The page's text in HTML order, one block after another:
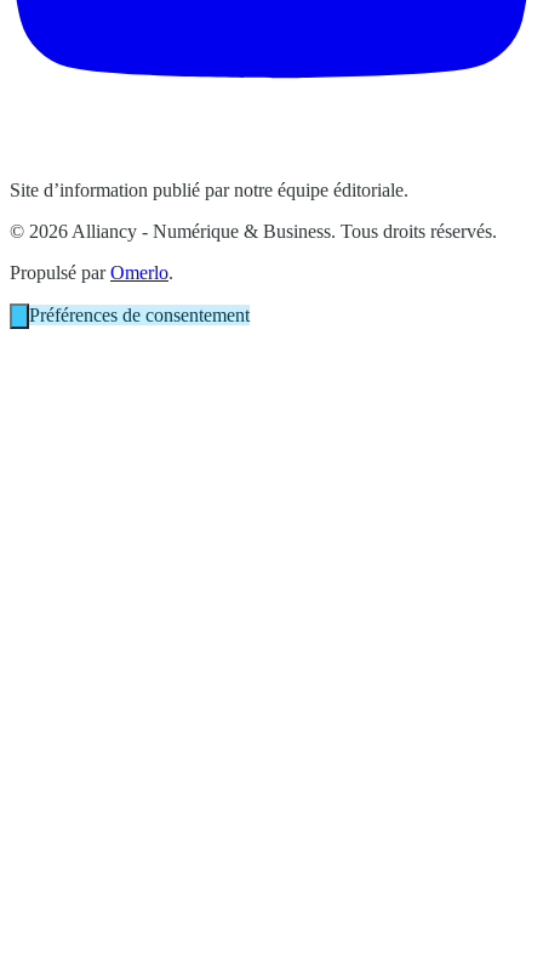
Site d’information publié par notre équipe éditoriale.
© 2026 Alliancy - Numérique & Business. Tous droits réservés.
Propulsé parOmerlo.
Préférences de consentement